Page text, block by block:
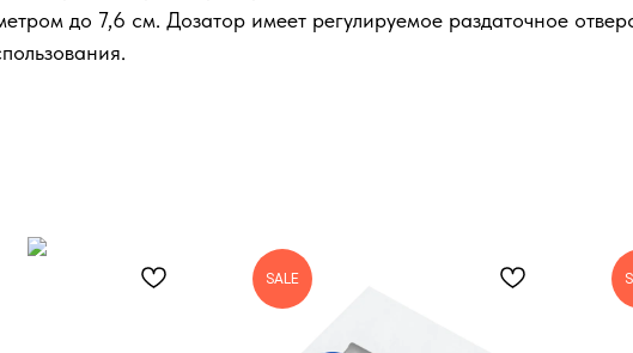
до 7,6 см. Дозатор имеет регулируемое раздаточное
SALE